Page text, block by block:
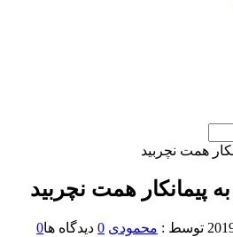
به پیمانکار همت نچربید
توسط : محمودی 0 دیدگاه ها0